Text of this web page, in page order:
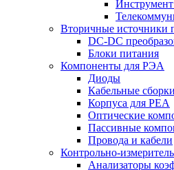
Вторичные источники
DC-DC
Блоки питания
Компоненты для РЭА
Диоды
Кабельные сборки
Корпуса для РЕА
Оптические
Пассивные
Провода и кабели
Контрольно-
Анализаторы